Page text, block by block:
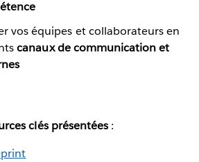
vos équipes et collaborateurs en
canaux de communication et
clés présentées: